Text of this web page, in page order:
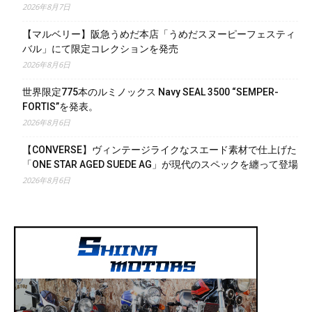
2026年8月7日
【マルベリー】阪急うめだ本店「うめだスヌーピーフェスティ
バル」にて限定コレクションを発売
2026年8月6日
世界限定775本のルミノックス Navy SEAL 3500 “SEMPER-
FORTIS”を発表。
2026年8月6日
【CONVERSE】ヴィンテージライクなスエード素材で仕上げた
「ONE STAR AGED SUEDE AG」が現代のスペックを纏って登場
2026年8月6日